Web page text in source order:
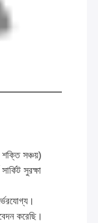
শক্তি সঞ্চয়)
সুরক্ষা
করেছি।